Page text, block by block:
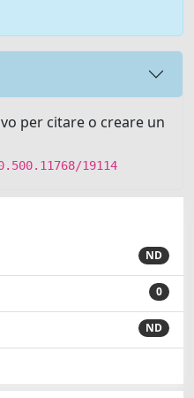
per citare o creare un
19114
ND
0
ND